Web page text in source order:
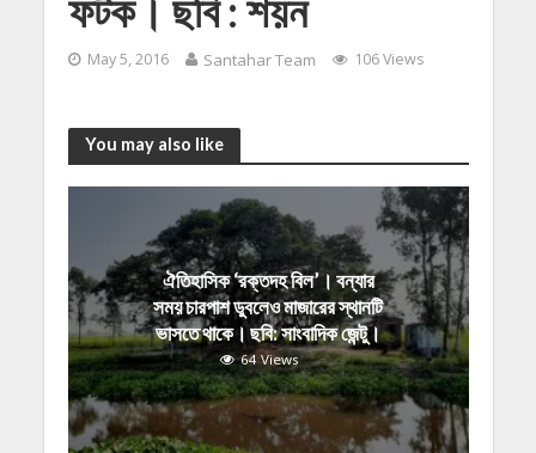
ফটক। ছবি : শয়ন
May 5, 2016 Santahar Team 106 Views
You may also like
ঐতিহাসিক ‘রক্তদহ বিল’। বন্যার
সময় চারপাশ ডুবলেও মাজারের স্থানটি
ভাসতে থাকে। ছবি: সাংবাদিক জেন্টু।
64 Views